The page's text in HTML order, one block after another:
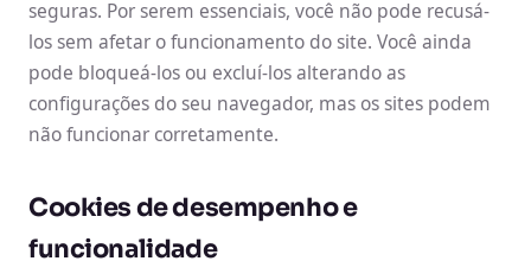
seguras. Por serem essenciais, você não pode recusá-
los sem afetar o funcionamento do site. Você ainda
pode bloqueá-los ou excluí-los alterando as
configurações do seu navegador, mas os sites podem
não funcionar corretamente.
Cookies de desempenho e
funcionalidade